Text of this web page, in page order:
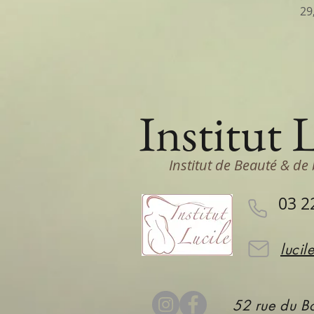
03
Institut
Institut de Beauté & de
52 rue du